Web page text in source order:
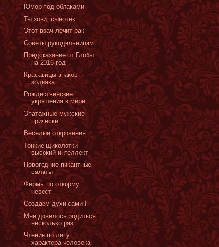
Юмор под облаками
Ты зови, сыночек
Этот врач лечит рак
Советы рукодельницам
Предсказание от Глобы
на 2016 год
Красавицы знаков
зодиака
Рождественские
украшения в мире
Эпатажные мужские
прически
Веселые откровения
Тонкие щиколотки-
высокий интеллект
Новогодние пикантные
салаты
Фермы по откорму
невест
Создаем духи сами !
Мне довелось родиться
несколько раз
Чтение по лицу
характера человека